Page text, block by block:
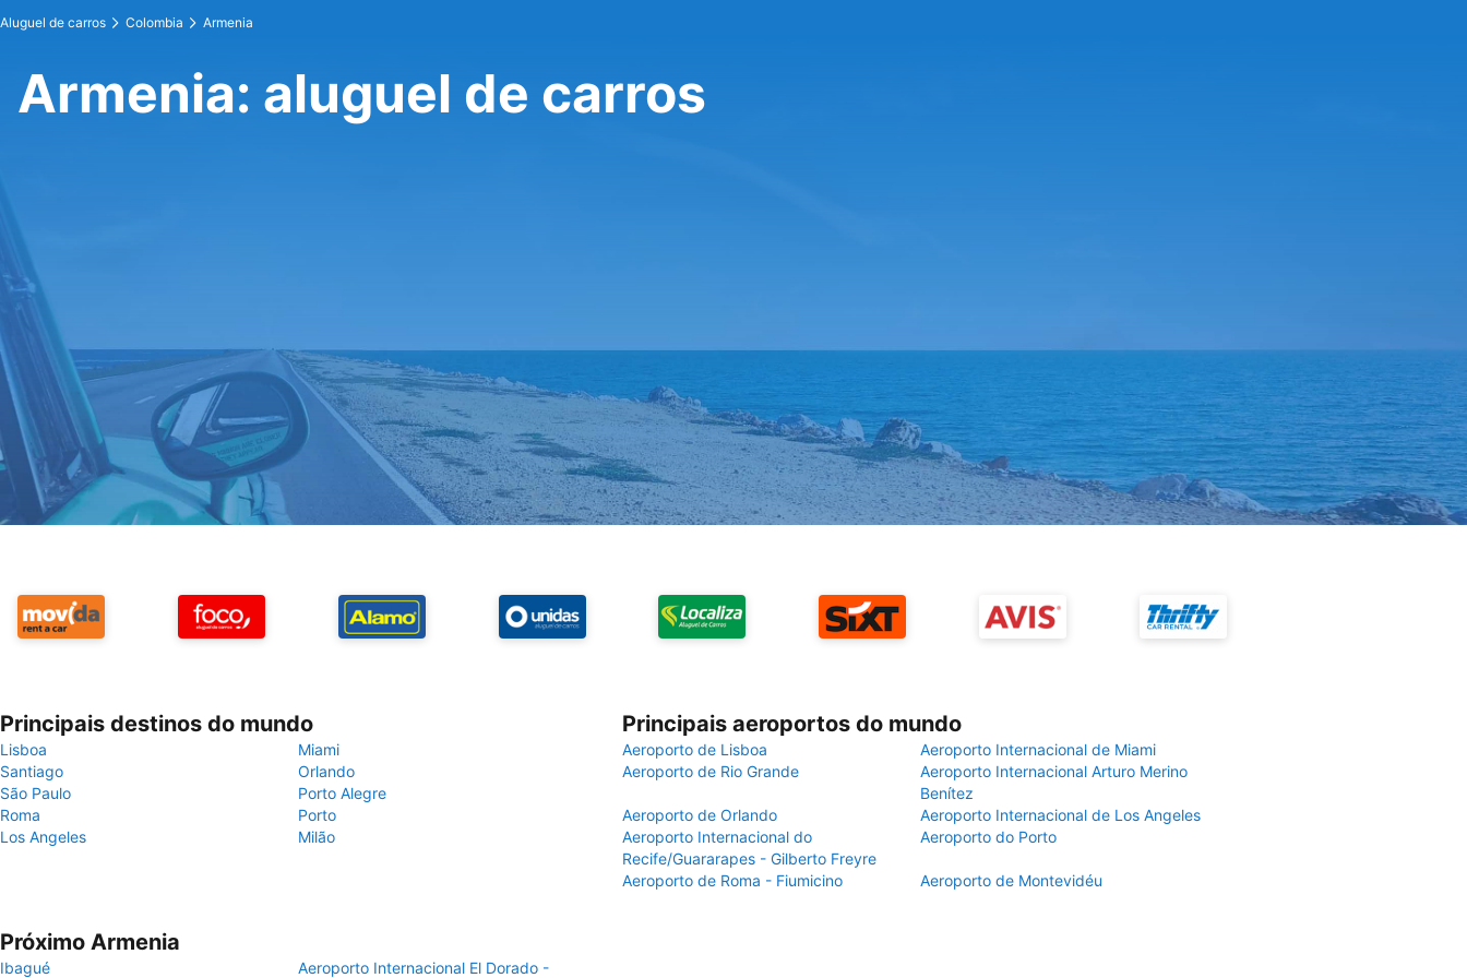
Aluguel de carros Colombia Armenia
Armenia: aluguel de carros
Principais destinos do mundo
Lisboa
Miami
Santiago
Orlando
São Paulo
Porto Alegre
Roma
Porto
Los Angeles
Milão
Principais aeroportos do mundo
Aeroporto de Lisboa
Aeroporto Internacional de Miami
Aeroporto de Rio Grande
Aeroporto Internacional Arturo Merino
Benítez
Aeroporto de Orlando
Aeroporto Internacional de Los Angeles
Aeroporto Internacional do
Recife/Guararapes - Gilberto Freyre
Aeroporto do Porto
Aeroporto de Roma - Fiumicino Aeroporto de Montevidéu
Próximo Armenia
Ibagué Aeroporto Internacional El Dorado -